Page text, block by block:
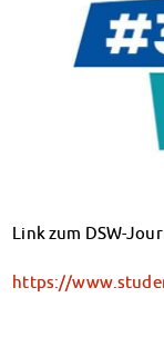
Link zum DSW-
https://